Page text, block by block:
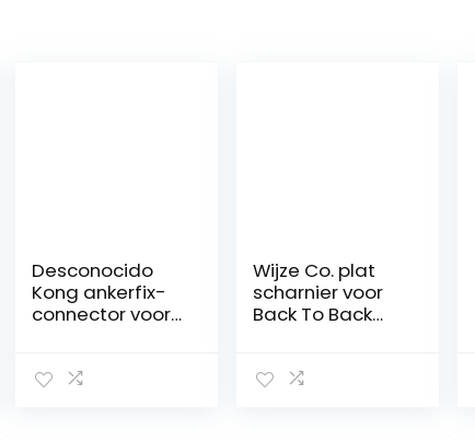
Desconocido
Kong ankerfix-
connector voor
volwassenen,
Wijze Co. plat
scharnier voor
Back To Back